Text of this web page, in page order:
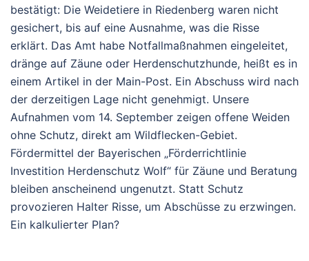
bestätigt: Die Weidetiere in Riedenberg waren nicht
gesichert, bis auf eine Ausnahme, was die Risse
erklärt. Das Amt habe Notfallmaßnahmen eingeleitet,
dränge auf Zäune oder Herdenschutzhunde, heißt es in
einem Artikel in der Main-Post. Ein Abschuss wird nach
der derzeitigen Lage nicht genehmigt. Unsere
Aufnahmen vom 14. September zeigen offene Weiden
ohne Schutz, direkt am Wildflecken-Gebiet.
Fördermittel der Bayerischen „Förderrichtlinie
Investition Herdenschutz Wolf“ für Zäune und Beratung
bleiben anscheinend ungenutzt. Statt Schutz
provozieren Halter Risse, um Abschüsse zu erzwingen.
Ein kalkulierter Plan?